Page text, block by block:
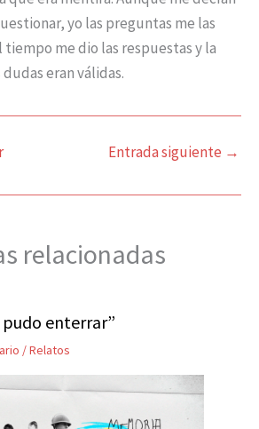
yo las preguntas me las
tiempo me dio las respuestas y la
eran válidas.
Entrada siguiente →
relacionadas
pudo enterrar”
/Relatos